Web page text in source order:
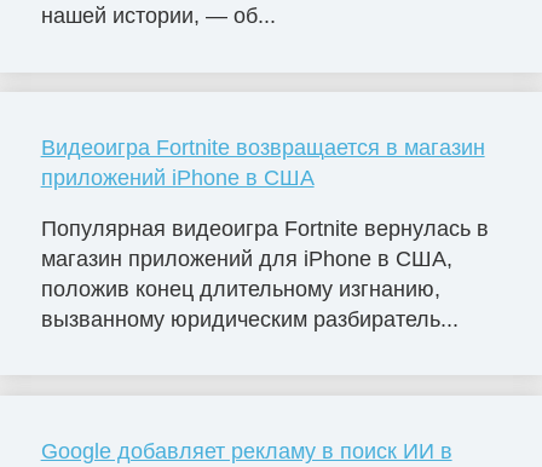
нашей истории, — об...
Видеоигра Fortnite возвращается в магазин
приложений iPhone в США
Популярная видеоигра Fortnite вернулась в
магазин приложений для iPhone в США,
положив конец длительному изгнанию,
вызванному юридическим разбиратель...
Google добавляет рекламу в поиск ИИ в